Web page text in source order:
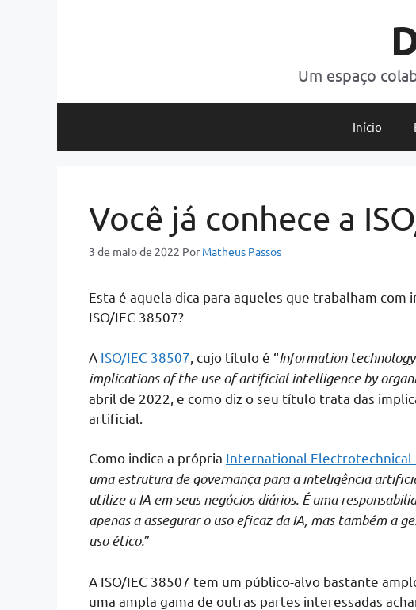
Um espaço
Início
Você já conhece a
3 de maio de 2022 PorMatheus Passos
Esta é aquela dica para aqueles que trabalham
ISO/IEC 38507?
A ISO/IEC 38507 , cujo título é “Information technology
implications of the use of artificial intelligence by
abril de 2022, e como diz o seu título trata das
artificial.
Como indica a própria International Electrotechnical
uma estrutura de governança para a inteligência
utilize a IA em seus negócios diários. É uma
apenas a assegurar o uso eficaz da IA, mas também a
uso ético.”
A ISO/IEC 38507 tem um público-alvo bastante
uma ampla gama de outras partes interessadas